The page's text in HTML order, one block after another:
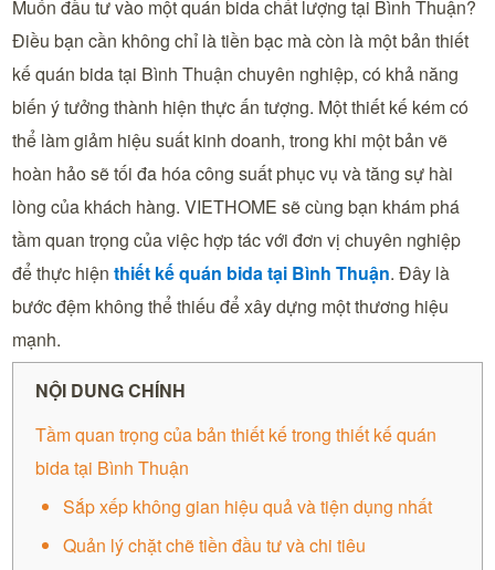
Muốn đầu tư vào một quán bida chất lượng tại Bình Thuận?
Điều bạn cần không chỉ là tiền bạc mà còn là một bản thiết
kế quán bida tại Bình Thuận chuyên nghiệp, có khả năng
biến ý tưởng thành hiện thực ấn tượng. Một thiết kế kém có
thể làm giảm hiệu suất kinh doanh, trong khi một bản vẽ
hoàn hảo sẽ tối đa hóa công suất phục vụ và tăng sự hài
lòng của khách hàng. VIETHOME sẽ cùng bạn khám phá
tầm quan trọng của việc hợp tác với đơn vị chuyên nghiệp
để thực hiệnthiết kế quán bida tại Bình Thuận. Đây là
bước đệm không thể thiếu để xây dựng một thương hiệu
mạnh.
NỘI DUNG CHÍNH
Tầm quan trọng của bản thiết kế trong thiết kế quán
bida tại Bình Thuận
Sắp xếp không gian hiệu quả và tiện dụng nhất
Quản lý chặt chẽ tiền đầu tư và chi tiêu